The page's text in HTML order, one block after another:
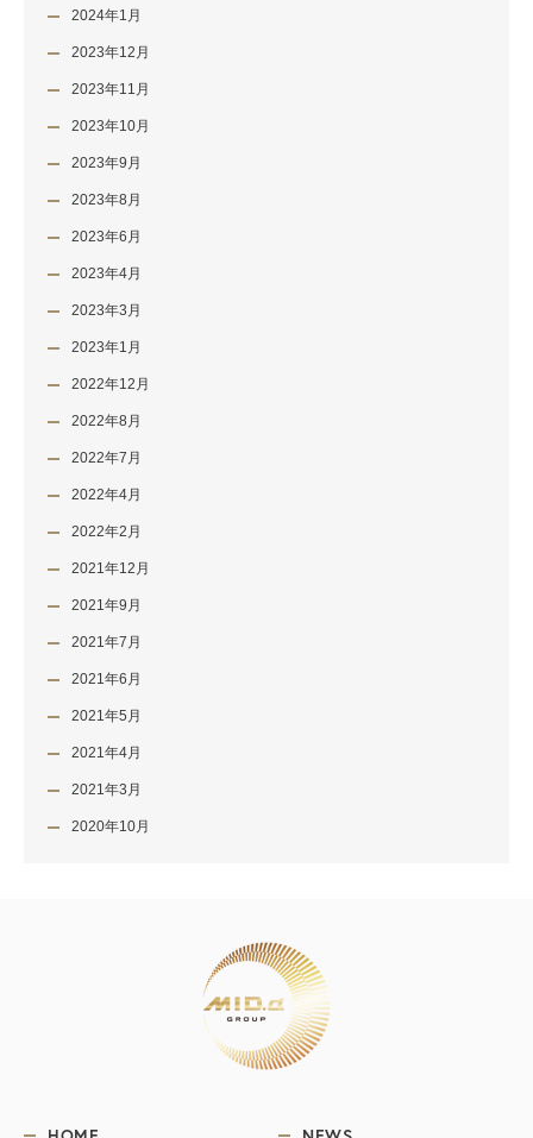
2024年1月
2023年12月
2023年11月
2023年10月
2023年9月
2023年8月
2023年6月
2023年4月
2023年3月
2023年1月
2022年12月
2022年8月
2022年7月
2022年4月
2022年2月
2021年12月
2021年9月
2021年7月
2021年6月
2021年5月
2021年4月
2021年3月
2020年10月